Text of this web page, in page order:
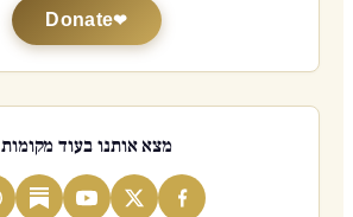
Donate
מצא אותנו בעוד מקומות